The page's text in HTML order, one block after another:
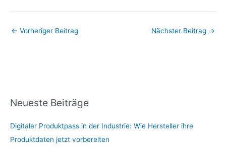
← Vorheriger Beitrag Nächster Beitrag →
Neueste Beiträge
Digitaler Produktpass in der Industrie: Wie Hersteller ihre
Produktdaten jetzt vorbereiten